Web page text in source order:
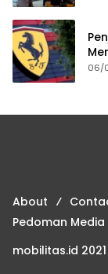
06/
About
Pedoman Media
mobilitas.id 2021